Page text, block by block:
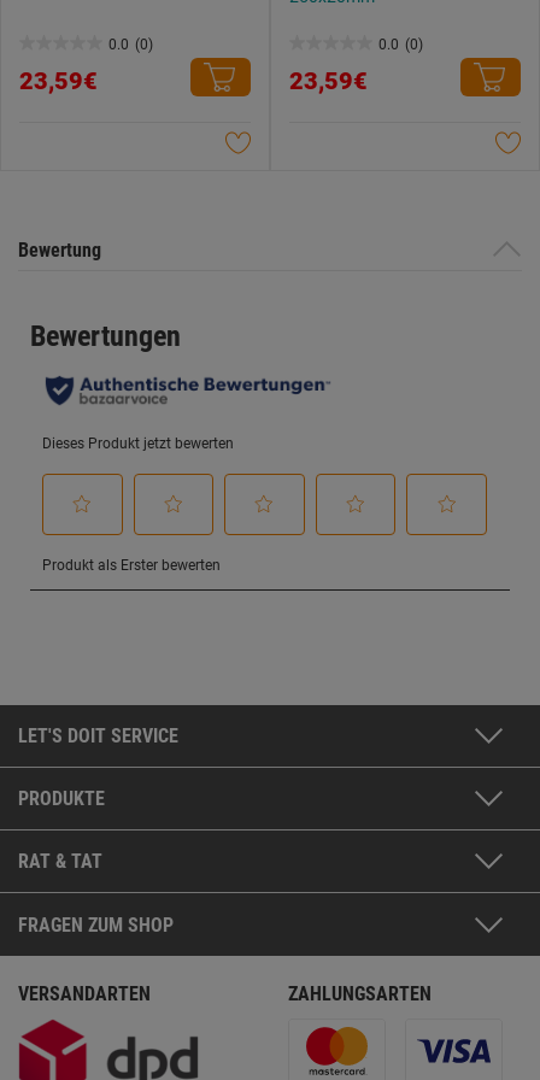
0.0 (0)
von
23,59€
0.0 (0)
von
23,59€
Bewertung
LET'S DOIT SERVICE
PRODUKTE
RAT & TAT
FRAGEN ZUM SHOP
VERSANDARTEN ZAHLUNGSARTEN